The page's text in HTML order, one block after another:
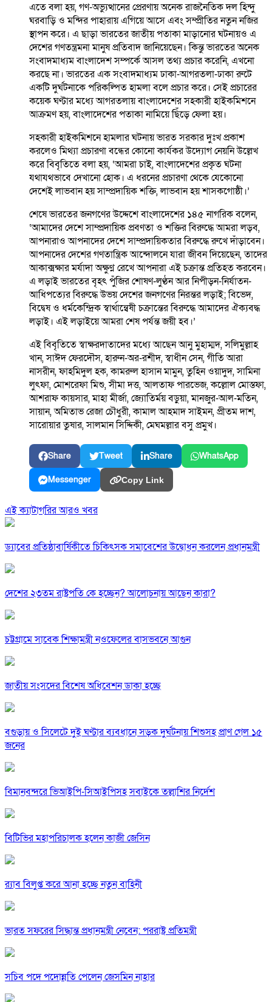
এতে বলা হয়, গণ-অভ্যুত্থানের প্রেরণায় অনেক রাজনৈতিক দল হিন্দু
ঘরবাড়ি ও মন্দির পাহারায় এগিয়ে আসে এবং সম্প্রীতির নতুন নজির
স্থাপন করে। এ ছাড়া ভারতের জাতীয় পতাকা মাড়ানোর ঘটনায়ও এ
দেশের গণতন্ত্রমনা মানুষ প্রতিবাদ জানিয়েছেন। কিন্তু ভারতের অনেক
সংবাদমাধ্যম বাংলাদেশ সম্পর্কে আসল তথ্য প্রচার করেনি, এখনো
করছে না। ভারতের এক সংবাদমাধ্যম ঢাকা-আগরতলা-ঢাকা রুটে
একটি দুর্ঘটনাকে পরিকল্পিত হামলা বলে প্রচার করে। সেই প্রচারের
কয়েক ঘণ্টার মধ্যে আগরতলায় বাংলাদেশের সহকারী হাইকমিশনে
আক্রমণ হয়, বাংলাদেশের পতাকা নামিয়ে ছিঁড়ে ফেলা হয়।
সহকারী হাইকমিশনে হামলার ঘটনায় ভারত সরকার দুঃখ প্রকাশ
করলেও মিথ্যা প্রচারণা বন্ধের কোনো কার্যকর উদ্যোগ নেয়নি উল্লেখ
করে বিবৃতিতে বলা হয়, ‘আমরা চাই, বাংলাদেশের প্রকৃত ঘটনা
যথাযথভাবে দেখানো হোক। এ ধরনের প্রচারণা থেকে যেকোনো
দেশেই লাভবান হয় সাম্প্রদায়িক শক্তি, লাভবান হয় শাসকগোষ্ঠী।’
শেষে ভারতের জনগণের উদ্দেশে বাংলাদেশের ১৪৫ নাগরিক বলেন,
‘আমাদের দেশে সাম্প্রদায়িক প্রবণতা ও শক্তির বিরুদ্ধে আমরা লড়ব,
আপনারাও আপনাদের দেশে সাম্প্রদায়িকতার বিরুদ্ধে রুখে দাঁড়াবেন।
আপনাদের দেশের গণতান্ত্রিক আন্দোলনে যারা জীবন দিয়েছেন, তাদের
আকাক্সক্ষার মর্যাদা অক্ষুণ্ন রেখে আপনারা এই চক্রান্ত প্রতিহত করবেন।
এ লড়াই ভারতের বৃহৎ পুঁজির শোষণ-লুণ্ঠন আর নিপীড়ন-নির্যাতন-
আধিপত্যের বিরুদ্ধে উভয় দেশের জনগণের নিরন্তর লড়াই; বিভেদ,
বিদ্বেষ ও ধর্মকেন্দ্রিক স্বার্থান্বেষী চক্রান্তের বিরুদ্ধে আমাদের ঐক্যবদ্ধ
লড়াই। এই লড়াইয়ে আমরা শেষ পর্যন্ত জয়ী হব।’
এই বিবৃতিতে স্বাক্ষরদাতাদের মধ্যে আছেন আনু মুহাম্মদ, সলিমুল্লাহ
খান, সাঈদ ফেরদৌস, হারুন-অর-রশীদ, স্বাধীন সেন, গীতি আরা
নাসরীন, ফাহমিদুল হক, কামরুল হাসান মামুন, তুহিন ওয়াদুদ, সামিনা
লুৎফা, মোশরেফা মিশু, সীমা দত্ত, আলতাফ পারভেজ, কল্লোল মোস্তফা,
আশরাফ কায়সার, মাহা মীর্জা, জ্যোতির্ময় বড়ুয়া, মানজুর-আল-মতিন,
সায়ান, অমিতাভ রেজা চৌধুরী, কামাল আহমাদ সাইমন, প্রীতম দাশ,
সারোয়ার তুষার, সালমান সিদ্দিকী, মেঘমল্লার বসু প্রমুখ।
Share Tweet Share WhatsApp
Messenger Copy Link
এই ক্যাটাগরির আরও খবর
ড্যাবের প্রতিষ্ঠাবার্ষিকীতে চিকিৎসক সমাবেশের উদ্বোধন করলেন প্রধানমন্ত্রী
দেশের ২৩তম রাষ্ট্রপতি কে হচ্ছেন? আলোচনায় আছেন কারা?
চট্টগ্রামে সাবেক শিক্ষামন্ত্রী নওফেলের বাসভবনে আগুন
জাতীয় সংসদের বিশেষ অধিবেশন ডাকা হচ্ছে
বগুড়ায় ও সিলেটে দুই ঘণ্টার ব্যবধানে সড়ক দুর্ঘটনায় শিশুসহ প্রাণ গেল ১৫
জনের
বিমানবন্দরে ভিআইপি-সিআইপিসহ সবাইকে তল্লাশির নির্দেশ
বিটিভির মহাপরিচালক হলেন কাজী জেসিন
র‍্যাব বিলুপ্ত করে আনা হচ্ছে নতুন বাহিনী
ভারত সফরের সিদ্ধান্ত প্রধানমন্ত্রী নেবেন: পররাষ্ট্র প্রতিমন্ত্রী
সচিব পদে পদোন্নতি পেলেন জেসমিন নাহার